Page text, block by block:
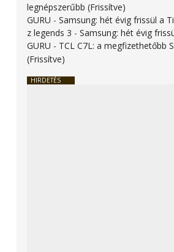
legnépszerűbb (Frissítve)
GURU -Samsung: hét évig frissül a
z legends 3 -Samsung: hét évig
GURU - TCL C7L: a megfizethetőbb
(Frissítve)
HIRDETÉS